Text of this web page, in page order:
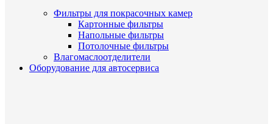
Фильтры для покрасочных камер
Картонные фильтры
Напольные фильтры
Потолочные фильтры
Влагомаслоотделители
Оборудование для автосервиса